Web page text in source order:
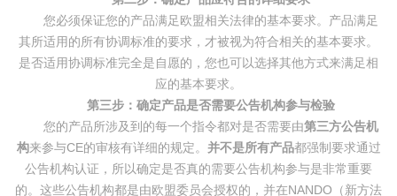
您必须保证您的产品满足欧盟相关法律的基本要求。产品满足
其所适用的所有协调标准的要求，才被视为符合相关的基本要求。
是否适用协调标准完全是自愿的，您也可以选择其他方式来满足相
应的基本要求。
第三步：确定产品是否需要公告机构参与检验
您的产品所涉及到的每一个指令都对是否需要由第三方公告机
构来参与CE的审核有详细的规定。 并不是所有产品都强制要求通过
公告机构认证，所以确定是否真的需要公告机构参与是非常重要
的。这些公告机构都是由欧盟委员会授权的，并在NANDO（新方法